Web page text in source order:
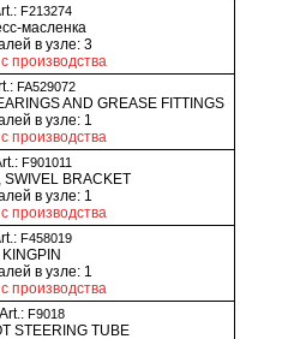
F213274
масленка
в узле: 3
производства
FA529072
AND GREASE FITTINGS
в узле: 1
производства
F901011
SWIVEL BRACKET
в узле: 1
производства
F458019
KINGPIN
в узле: 1
производства
Art.: F9018
STEERING TUBE